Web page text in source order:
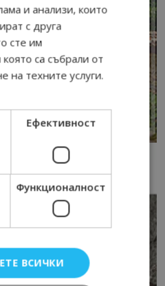
и анализи, които
с друга
сте им
са събрали от
на техните услуги.
Ефективност
Функционалност
ВСИЧКИ